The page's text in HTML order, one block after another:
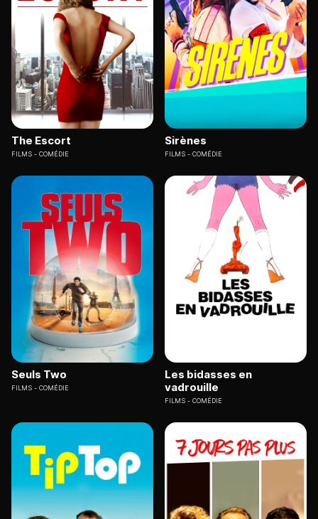
The Escort
FILMS COMÉDIE
Sirènes
FILMS COMÉDIE
Seuls Two
FILMS COMÉDIE
Les bidasses en
vadrouille
FILMS COMÉDIE